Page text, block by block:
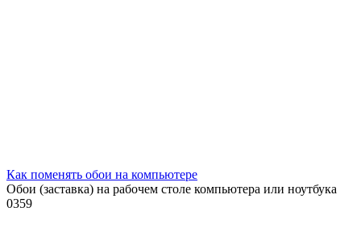
Как поменять обои на компьютере
Обои (заставка) на рабочем столе компьютера или ноутбука
0359